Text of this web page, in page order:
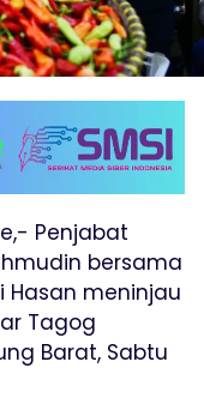
Penjabat
bersama
Hasan meninjau
Tagog
Barat, Sabtu